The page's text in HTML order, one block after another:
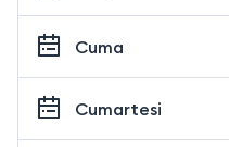
Cuma
Cumartesi